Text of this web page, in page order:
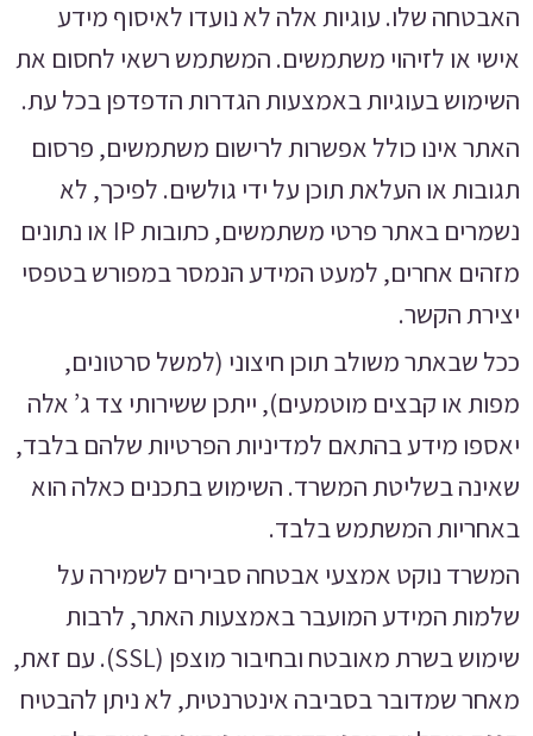
האבטחה שלו. עוגיות אלה לא נועדו לאיסוף מידע
אישי או לזיהוי משתמשים. המשתמש רשאי לחסום את
השימוש בעוגיות באמצעות הגדרות הדפדפן בכל עת.
האתר אינו כולל אפשרות לרישום משתמשים, פרסום
תגובות או העלאת תוכן על ידי גולשים. לפיכך, לא
נשמרים באתר פרטי משתמשים, כתובות IP או נתונים
מזהים אחרים, למעט המידע הנמסר במפורש בטפסי
יצירת הקשר.
ככל שבאתר משולב תוכן חיצוני (למשל סרטונים,
מפות או קבצים מוטמעים), ייתכן ששירותי צד ג’ אלה
יאספו מידע בהתאם למדיניות הפרטיות שלהם בלבד,
שאינה בשליטת המשרד. השימוש בתכנים כאלה הוא
באחריות המשתמש בלבד.
המשרד נוקט אמצעי אבטחה סבירים לשמירה על
שלמות המידע המועבר באמצעות האתר, לרבות
שימוש בשרת מאובטח ובחיבור מוצפן (SSL). עם זאת,
מאחר שמדובר בסביבה אינטרנטית, לא ניתן להבטיח